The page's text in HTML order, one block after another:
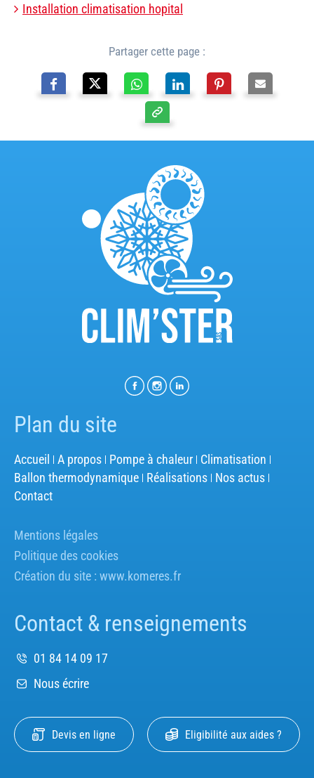
Installation climatisation hopital
Partager cette page :
Plan du site
Accueil A propos Pompe à chaleur Climatisation
Ballon thermodynamique Réalisations Nos actus
Contact
Mentions légales
Politique des cookies
Création du site : www.komeres.fr
Contact & renseignements
01 84 14 09 17
Nous écrire
Devis en ligne Eligibilité aux aides ?